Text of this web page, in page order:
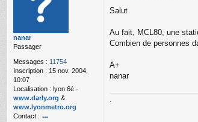
b
u
4
nanar
Passager
Messages : 11754
Inscription : 15 nov. 2004,
10:07
Localisation : lyon 6è -
www.darly.org &
www.lyonmetro.org
Contact :
e
g
n
o
Salut
Au fait, MCL80, une
Combien de personnes
A+
nanar
.